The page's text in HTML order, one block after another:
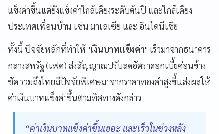
แข็งค่าขึ้นแต่ยังแข็งค่าใกล้เคียงระดับต้นปี และใกล้เคียง
ประเทศเพื่อนบ้าน เช่น มาเลเซีย และ อินโดนีเซีย
ทั้งนี้ ปัจจัยหลักที่ทำให้ "เงินบาทแข็งค่า" เร็วมาจากธนาคาร
กลางสหรัฐ (เฟด) ส่งสัญญาณปรับลดอัตราดอกเบี้ยค่อนข้าง
ชัด รวมถึงไทยมีปัจจัยพิเศษมาจากราคาทองคำสูงขึ้นส่งผลให้
ค่าเงินบาทแข็งค่าขึ้นตามทิศทางดังกล่าว
“ค่าเงินบาทแข็งค่าขึ้นเยอะ และเร็วในช่วงหลัง